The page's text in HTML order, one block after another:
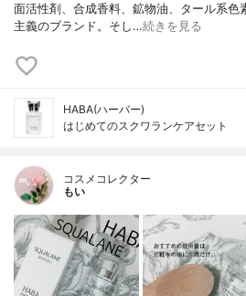
面活性剤、合成香料、鉱物油、タール系色
主義のブランド。そし…続きを見る
HABA(ハーバー)
はじめてのスクワランケアセット
コスメコレクター
もい